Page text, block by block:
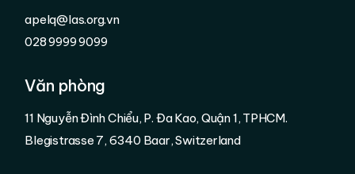
apelq@las.org.vn
028 9999 9099
Văn phòng
11 Nguyễn Đình Chiểu, P. Đa Kao, Quận 1, TPHCM.
Blegistrasse 7, 6340 Baar, Switzerland